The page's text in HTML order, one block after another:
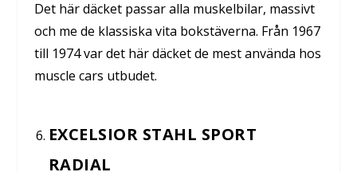
Det här däcket passar alla muskelbilar, massivt
och me de klassiska vita bokstäverna. Från 1967
till 1974 var det här däcket de mest använda hos
muscle cars utbudet.
EXCELSIOR STAHL SPORT
RADIAL